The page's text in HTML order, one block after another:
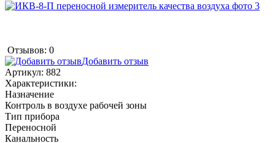
Отзывов: 0
Добавить отзыв
Артикул: 882
Характеристики:
Назначение
Контроль в воздухе рабочей зоны
Тип прибора
Переносной
Канальность